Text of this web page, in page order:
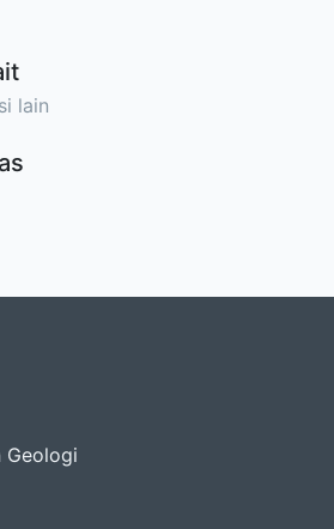
lain
Geologi